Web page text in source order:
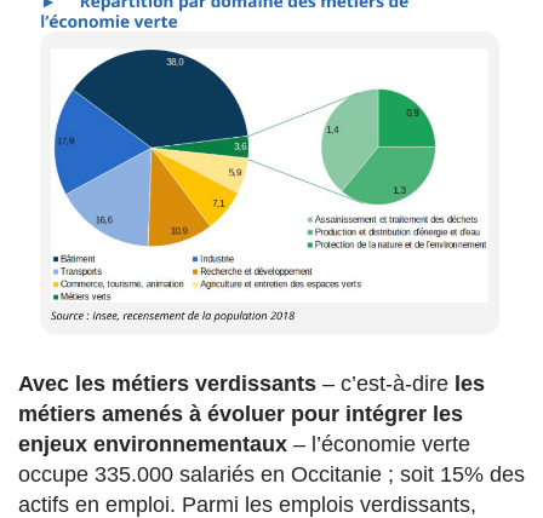
Avec les métiers verdissants – c’est-à-dire les
métiers amenés à évoluer pour intégrer les
enjeux environnementaux – l’économie verte
occupe 335.000 salariés en Occitanie ; soit 15% des
actifs en emploi. Parmi les emplois verdissants,